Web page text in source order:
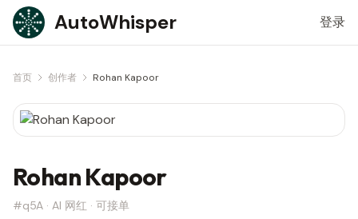
Skip to content
AutoWhisper 登录
首页 创作者 Rohan Kapoor
Rohan Kapoor
#q5A · AI 网红 · 可接单